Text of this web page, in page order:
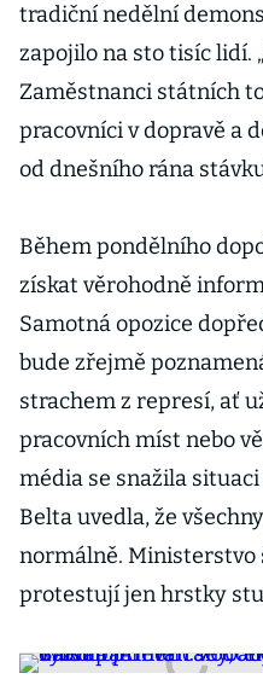
tradiční nedělní
zapojilo na sto tisíc lidí.
Zaměstnanci státních
pracovníci v dopravě a
od dnešního rána
Během pondělního
získat věrohodně
Samotná opozice
bude zřejmě
strachem z represí, ať
pracovních míst nebo
média se snažila
Belta uvedla, že
normálně. Ministerstvo
protestují jen hrstky